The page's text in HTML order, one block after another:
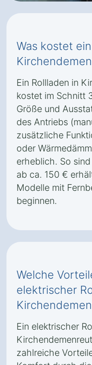
Was kostet
Ein Rollladen in
kostet im Schnitt
Größe und
des Antriebs
zusätzliche
oder
erheblich. So
ab ca. 150 €
Modelle mit
beginnen.
Welche
elektrischer
Ein elektrischer
zahlreiche